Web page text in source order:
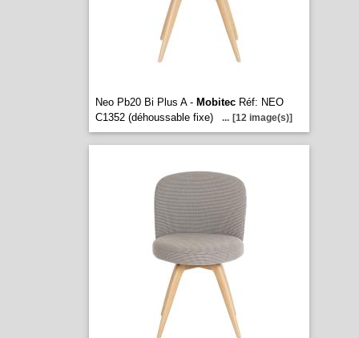
Neo Pb20 Bi Plus A - MobitecRéf: NEO
C1352 (déhoussable fixe)
... [12 image(s)]